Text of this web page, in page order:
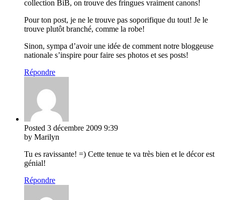
collection BiB, on trouve des fringues vraiment canons!
Pour ton post, je ne le trouve pas soporifique du tout! Je le
trouve plutôt branché, comme la robe!
Sinon, sympa d’avoir une idée de comment notre bloggeuse
nationale s’inspire pour faire ses photos et ses posts!
Répondre
Posted 3 décembre 2009 9:39
by Marilyn
Tu es ravissante! =) Cette tenue te va très bien et le décor est
génial!
Répondre